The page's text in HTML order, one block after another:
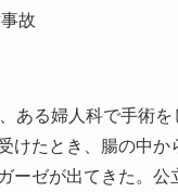
故
ある婦人科で手術を
けたとき、腸の中か
ーゼが出てきた。公